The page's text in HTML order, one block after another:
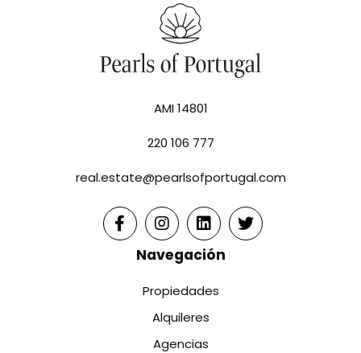
AMI 14801
220 106 777
real.estate@pearlsofportugal.com
Navegación
Propiedades
Alquileres
Agencias